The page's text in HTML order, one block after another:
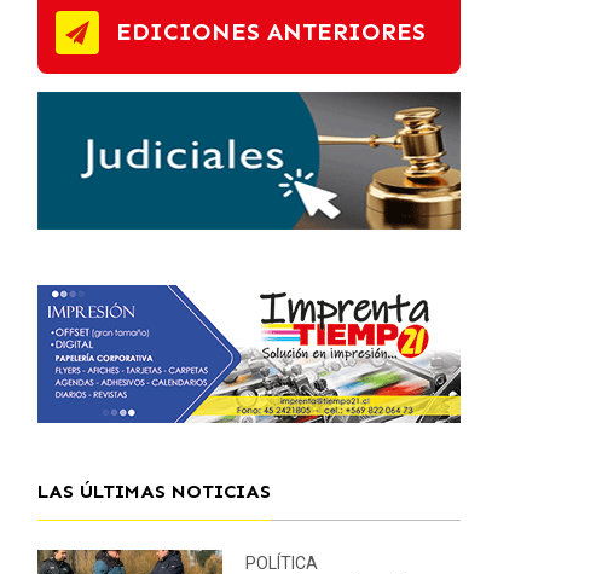
EDICIONES ANTERIORES
LAS ÚLTIMAS NOTICIAS
POLÍTICA